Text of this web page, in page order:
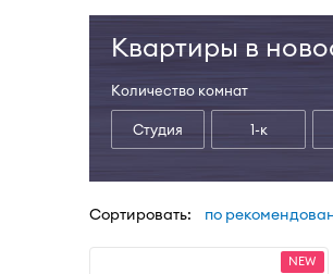
Квартиры в
Количество комнат
Студия 1-к
Сортировать: по
NEW